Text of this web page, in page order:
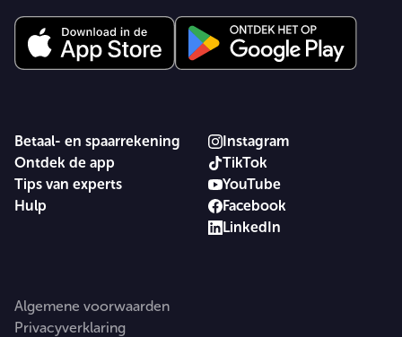
Betaal- en spaarrekening
Ontdek de app
Tips van experts
Hulp
Instagram
TikTok
YouTube
Facebook
LinkedIn
Algemene voorwaarden
Privacyverklaring